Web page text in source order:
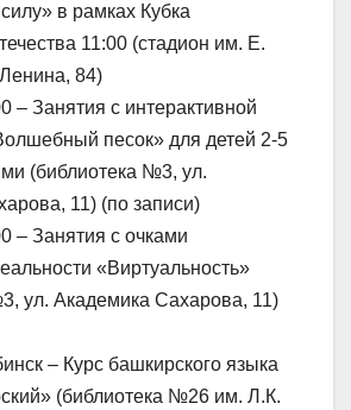
в рамках Кубка
11:00 (стадион им. Е.
84)
– Занятия с интерактивной
песок» для детей 2-5
(библиотека №3, ул.
11) (по записи)
– Занятия с очками
«Виртуальность»
ул. Академика Сахарова, 11)
– Курс башкирского языка
(библиотека №26 им. Л.К.